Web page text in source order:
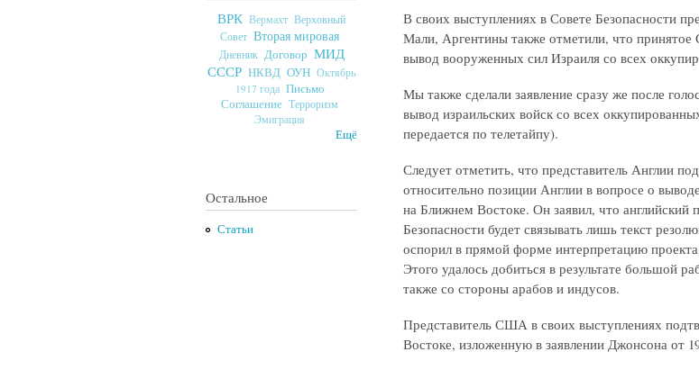
ВРК Вермахт Верховный
Совет Вторая мировая
Дневник Договор МИД
СССР НКВД ОУН Октябрь
1917 года Письмо
Соглашение Терроризм
Эмиграция
Ещё
Остальное
Статьи
В своих выступлениях в Совете Безопасности
Мали, Аргентины также отметили, что принятое
вывод вооруженных сил Израиля со всех
Мы также сделали заявление сразу же после
вывод израильских войск со всех
передается по телетайпу).
Следует отметить, что представитель Англии
относительно позиции Англии в вопросе о
на Ближнем Востоке. Он заявил, что английский
Безопасности будет связывать лишь текст
оспорил в прямой форме интерпретацию
Этого удалось добиться в результате большой
также со стороны арабов и индусов.
Представитель США в своих выступлениях
Востоке, изложенную в заявлении Джонсона от